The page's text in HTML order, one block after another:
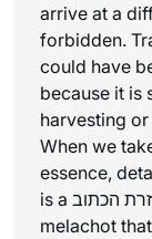
arrive at a
forbidden.
could have
because it is
harvesting
When we
essence,
is a גזרת הכתוב which limits the heter of אוכל נפש to
melachot